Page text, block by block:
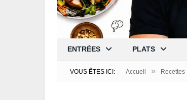
ENTRÉES PLATS
VOUS ÊTES ICI: Accueil » Recettes